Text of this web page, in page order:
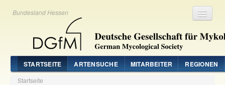
Bundesland Hessen
STARTSEITE ARTENSUCHE MITARBEITER REGIONEN
Startseite